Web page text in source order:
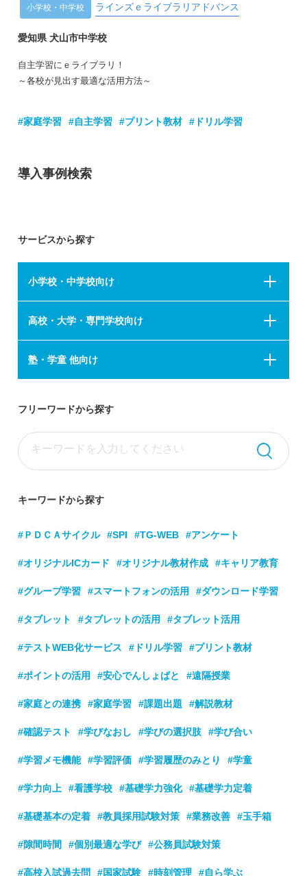
小学校・中学校 ラインズｅライブラリアドバンス
愛知県 犬山市中学校
自主学習にｅライブラリ！
～各校が見出す最適な活用方法～
#家庭学習 #自主学習 #プリント教材 #ドリル学習
導入事例検索
サービスから探す
小学校・中学校向け
高校・大学・専門学校向け
塾・学童 他向け
フリーワードから探す
キーワードから探す
#ＰＤＣＡサイクル #SPI #TG-WEB #アンケート
#オリジナルICカード #オリジナル教材作成 #キャリア教育
#グループ学習 #スマートフォンの活用 #ダウンロード学習
#タブレット #タブレットの活用 #タブレット活用
#テストWEB化サービス #ドリル学習 #プリント教材
#ポイントの活用 #安心でんしょばと #遠隔授業
#家庭との連携 #家庭学習 #課題出題 #解説教材
#確認テスト #学びなおし #学びの選択肢 #学び合い
#学習メモ機能 #学習評価 #学習履歴のみとり #学童
#学力向上 #看護学校 #基礎学力強化 #基礎学力定着
#基礎基本の定着 #教員採用試験対策 #業務改善 #玉手箱
#隙間時間 #個別最適な学び #公務員試験対策
#高校入試過去問 #国家試験 #時刻管理 #自ら学ぶ